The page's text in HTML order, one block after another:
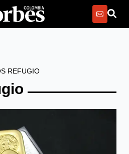
REFUGIO